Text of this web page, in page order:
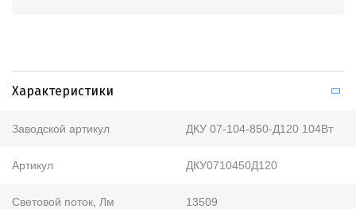
Характеристики
Заводской артикул ДКУ 07-104-850-Д120 104Вт
Артикул ДКУ0710450Д120
Световой поток, Лм 13509